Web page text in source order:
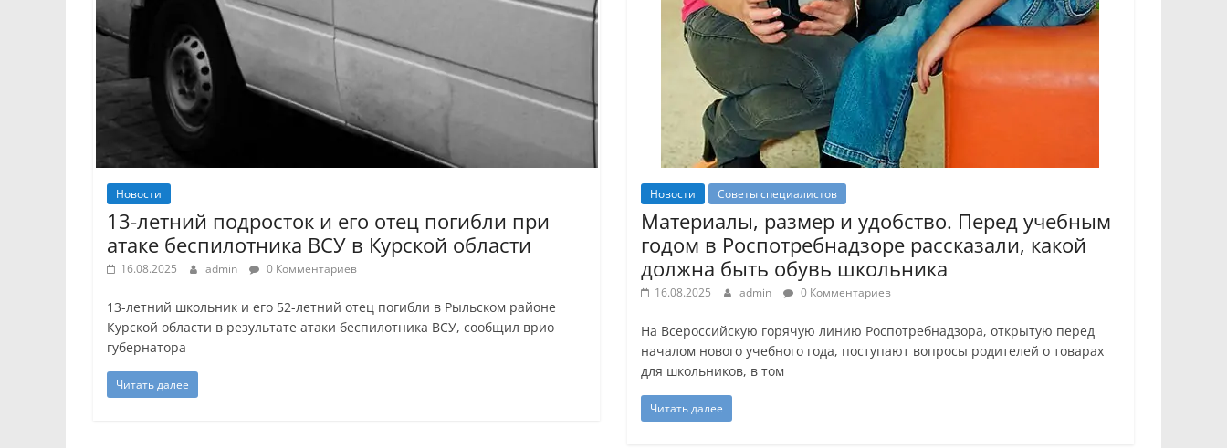
Новости
13-летний подросток и его отец погибли при
атаке беспилотника ВСУ в Курской области
16.08.2025 admin 0 Комментариев
13-летний школьник и его 52-летний отец погибли в Рыльском районе
Курской области в результате атаки беспилотника ВСУ, сообщил врио
губернатора
Читать далее
Новости Советы специалистов
Материалы, размер и удобство. Перед учебным
годом в Роспотребнадзоре рассказали, какой
должна быть обувь школьника
16.08.2025 admin 0 Комментариев
На Всероссийскую горячую линию Роспотребнадзора, открытую перед
началом нового учебного года, поступают вопросы родителей о товарах
для школьников, в том
Читать далее